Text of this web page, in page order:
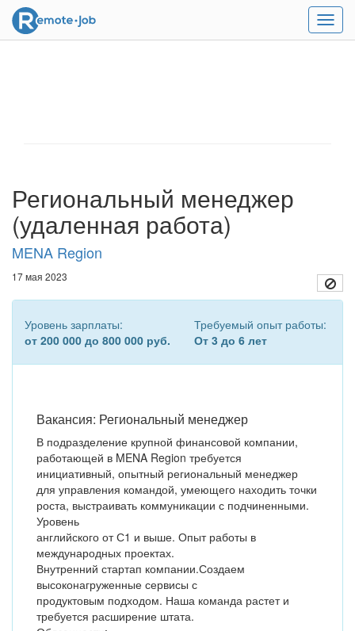
Меню
Региональный менеджер
(удаленная работа)
MENA Region
17 мая 2023
Уровень зарплаты:
от 200 000 до 800 000 руб.
Требуемый опыт работы:
От 3 до 6 лет
Вакансия: Региональный менеджер
В подразделение крупной финансовой компании,
работающей в MENA Region требуется
инициативный, опытный региональный менеджер
для управления командой, умеющего находить точки
роста, выстраивать коммуникации с подчиненными.
Уровень
английского от С1 и выше. Опыт работы в
международных проектах.
Внутренний стартап компании.Создаем
высоконагруженные сервисы с
продуктовым подходом. Наша команда растет и
требуется расширение штата.